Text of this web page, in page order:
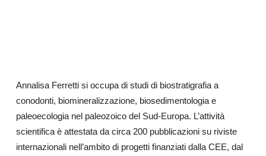
Annalisa Ferretti si occupa di studi di biostratigrafia a
conodonti, biomineralizzazione, biosedimentologia e
paleoecologia nel paleozoico del Sud-Europa. L’attività
scientifica è attestata da circa 200 pubblicazioni su riviste
internazionali nell’ambito di progetti finanziati dalla CEE, dal